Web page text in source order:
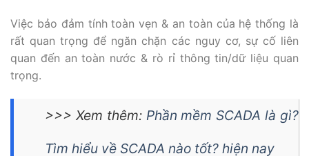
Việc bảo đảm tính toàn vẹn & an toàn của hệ thống là
rất quan trọng để ngăn chặn các nguy cơ, sự cố liên
quan đến an toàn nước & rò rỉ thông tin/dữ liệu quan
trọng.
>>> Xem thêm: Phần mềm SCADA là gì?
Tìm hiểu về SCADA nào tốt? hiện nay